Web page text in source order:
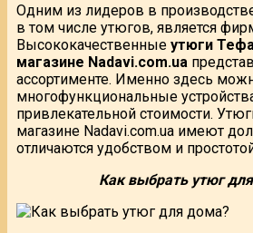
Одним из лидеров в
в том числе утюгов, является
Высококачественные утюги
магазине Nadavi.com.ua
ассортименте. Именно здесь
многофункциональные
привлекательной стоимости.
магазине Nadavi.com.ua имеют
отличаются удобством и
Как выбрать утюг